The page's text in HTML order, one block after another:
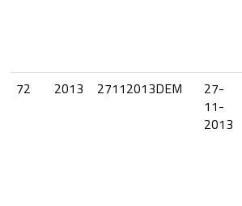
72
2013 27112013DEM
27-
11-
2013